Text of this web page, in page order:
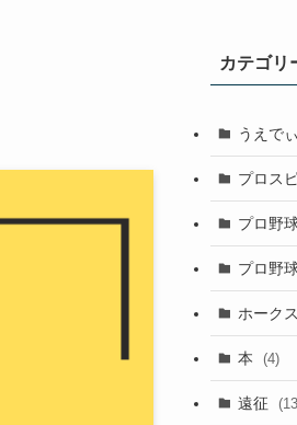
カテゴリ
うえで
プロス
プロ野
プロ野
ホーク
本 (4)
遠征